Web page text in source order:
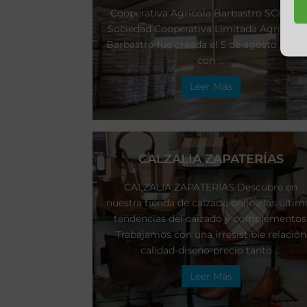
Cooperativa Agrícola Barbastro SCLAB La
Sociedad Cooperativa Limitada Agrícola
Barbastro fue creada el 5 de agosto de
con ...
Leer Más
CALZALIA ZAPATERÍAS
CALZALIA ZAPATERÍAS Descubre en
nuestra tienda de calzado online las
tendencias del calzado y complementos.
Trabajamos con una irresistible relación
calidad-diseño-precio tanto ...
Leer Más